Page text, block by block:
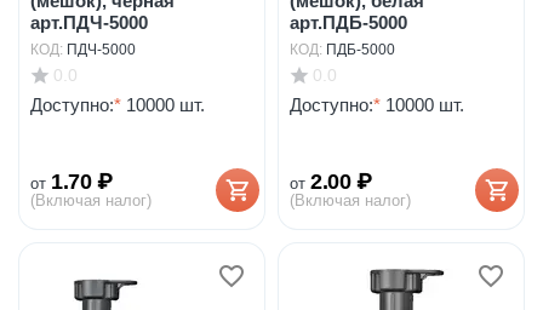
арт.ПДЧ-5000
КОД: ПДЧ-5000
0.0
Доступно:* 10000 шт.
от 1.70 ₽
(Включая налог)
арт.ПДБ-5000
КОД: ПДБ-5000
0.0
Доступно:* 10000 шт.
от 2.00 ₽
(Включая налог)